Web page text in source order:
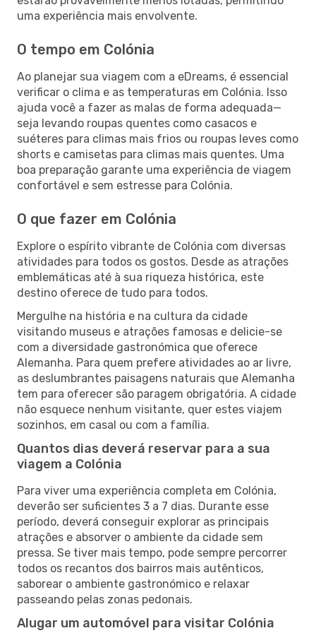
uma experiência mais envolvente.
O tempo em Colónia
Ao planejar sua viagem com a eDreams, é essencial
verificar o clima e as temperaturas em Colónia. Isso
ajuda você a fazer as malas de forma adequada—
seja levando roupas quentes como casacos e
suéteres para climas mais frios ou roupas leves como
shorts e camisetas para climas mais quentes. Uma
boa preparação garante uma experiência de viagem
confortável e sem estresse para Colónia.
O que fazer em Colónia
Explore o espírito vibrante de Colónia com diversas
atividades para todos os gostos. Desde as atrações
emblemáticas até à sua riqueza histórica, este
destino oferece de tudo para todos.
Mergulhe na história e na cultura da cidade
visitando museus e atrações famosas e delicie-se
com a diversidade gastronómica que oferece
Alemanha. Para quem prefere atividades ao ar livre,
as deslumbrantes paisagens naturais que Alemanha
tem para oferecer são paragem obrigatória. A cidade
não esquece nenhum visitante, quer estes viajem
sozinhos, em casal ou com a família.
Quantos dias deverá reservar para a sua
viagem a Colónia
Para viver uma experiência completa em Colónia,
deverão ser suficientes 3 a 7 dias. Durante esse
período, deverá conseguir explorar as principais
atrações e absorver o ambiente da cidade sem
pressa. Se tiver mais tempo, pode sempre percorrer
todos os recantos dos bairros mais autênticos,
saborear o ambiente gastronómico e relaxar
passeando pelas zonas pedonais.
Alugar um automóvel para visitar Colónia